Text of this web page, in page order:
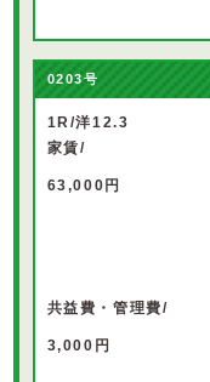
0203号
1R/洋12.3
家賃/
63,000円
共益費・管理費/
3,000円